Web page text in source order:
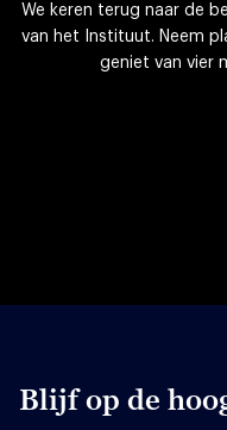
We keren terug naar de
van het Instituut. Neem
geniet van vier
Blijf op de